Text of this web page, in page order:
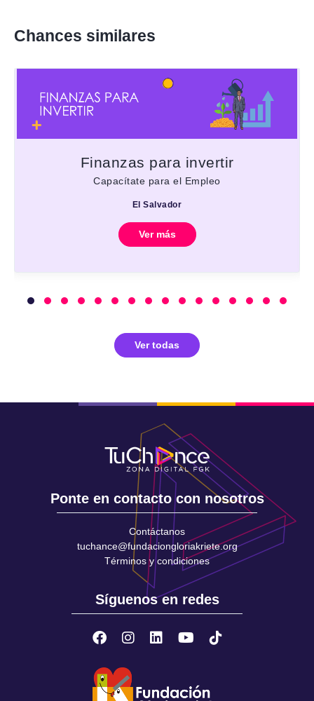
Chances similares
Finanzas para invertir
Capacítate para el Empleo
El Salvador
Ver más
Ver todas
Ponte en contacto con nosotros
Contáctanos
tuchance@fundaciongloriakriete.org
Términos y condiciones
Síguenos en redes